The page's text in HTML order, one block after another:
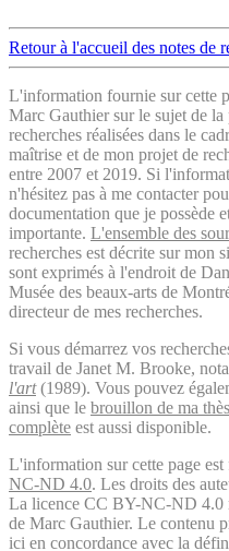
Retour à l'accueil des notes de
L'information fournie sur cette
Marc Gauthier sur le sujet de
recherches réalisées dans le
maîtrise et de mon projet de
entre 2007 et 2019. Si
n'hésitez pas à me contacter
documentation que je possède
importante. L'ensemble des
recherches est décrite sur mon
sont exprimés à l'endroit de
Musée des beaux-arts de
directeur de mes recherches.
Si vous démarrez vos
travail de Janet M. Brooke,
l'art(1989). Vous pouvez
ainsi que le brouillon de ma
complète est aussi disponible.
L'information sur cette page
NC-ND 4.0. Les droits des
La licence CC BY-NC-ND 4.0
de Marc Gauthier. Le contenu
ici en concordance avec la